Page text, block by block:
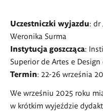
Uczestniczki wyjazdu: dr
Weronika Surma
Instytucja goszcząca:
Superior de Artes e
Termin: 22-26 września
We wrześniu 2025 roku
w krótkim wyjeździe